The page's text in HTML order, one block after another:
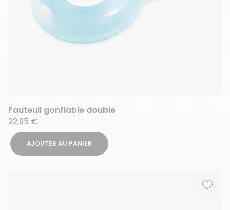
Fauteuil gonflable double
22,95 €
AJOUTER AU PANIER